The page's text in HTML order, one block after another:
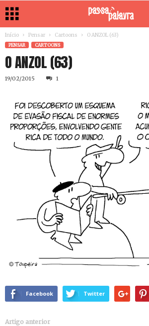
Início Pensar Cartoons O ANZOL (63)
PENSAR CARTOONS
O ANZOL (63)
19/02/2015 1
Facebook Twitter
Artigo anterior